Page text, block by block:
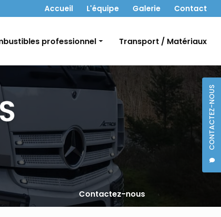
CONTACTEZ-NOUS
secondaireAccueil L'équipe Galerie Contact
professionnel Transport / Matériaux
Contactez-nous